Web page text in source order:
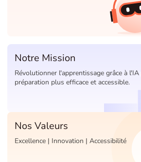
Notre Mission
Révolutionner l'apprentissage grâce à
préparation plus efficace et accessible.
Nos Valeurs
Excellence | Innovation | Accessibilité